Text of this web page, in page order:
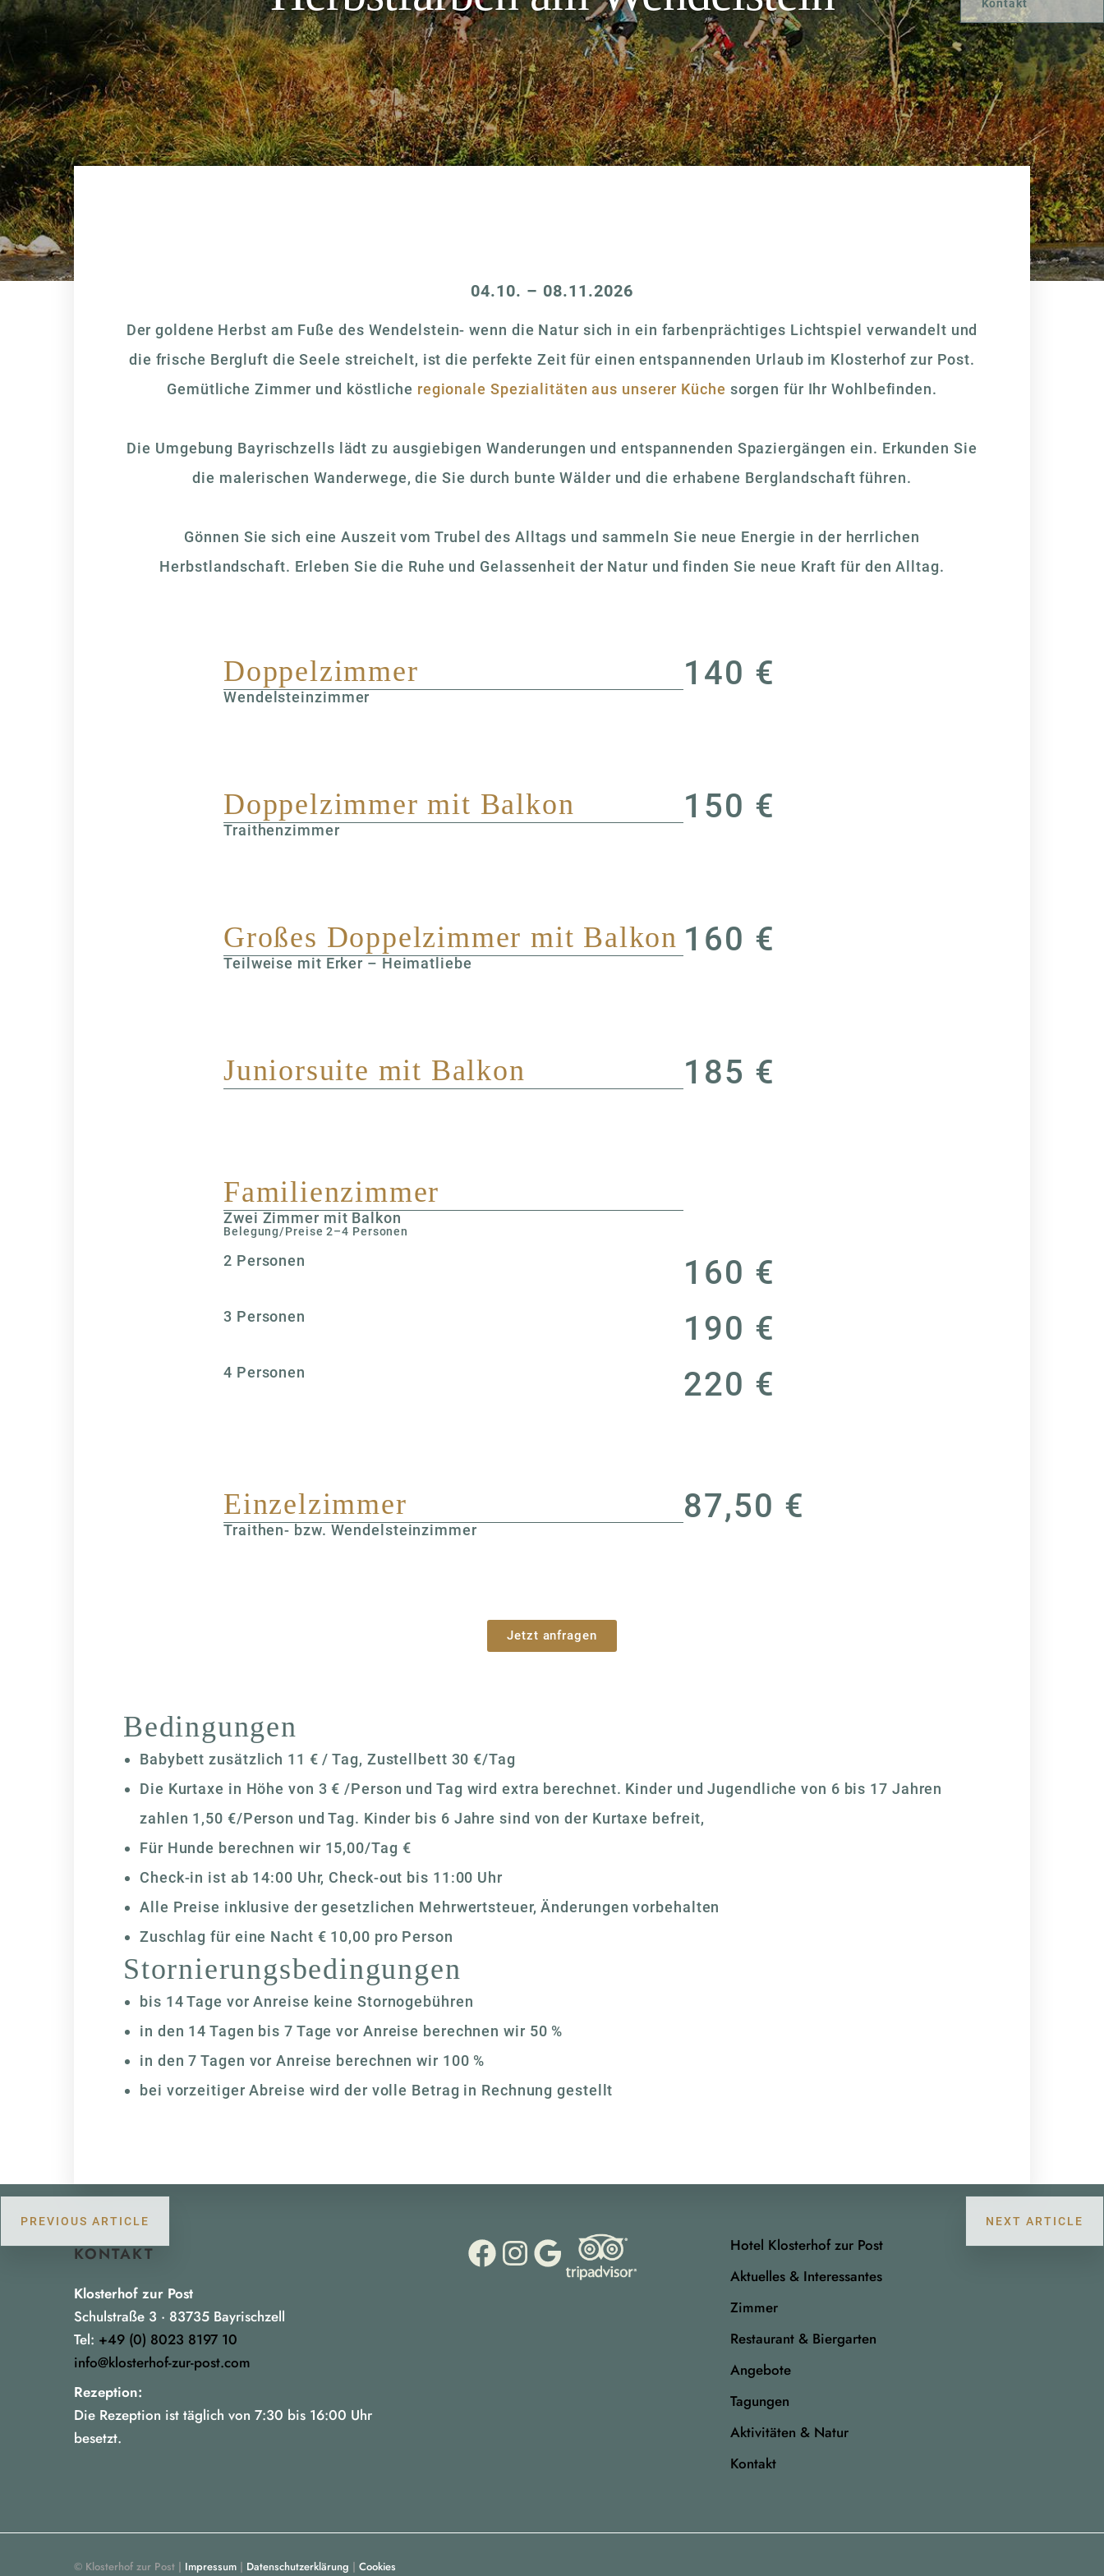
04.10. – 08.11.2026
Der goldene Herbst am Fuße des Wendelstein- wenn die Natur sich in ein farbenprächtiges Lichtspiel verwandelt und
die frische Bergluft die Seele streichelt, ist die perfekte Zeit für einen entspannenden Urlaub im Klosterhof zur Post.
Gemütliche Zimmer und köstliche regionale Spezialitäten aus unserer Küche sorgen für Ihr Wohlbefinden.
Die Umgebung Bayrischzells lädt zu ausgiebigen Wanderungen und entspannenden Spaziergängen ein. Erkunden Sie
die malerischen Wanderwege, die Sie durch bunte Wälder und die erhabene Berglandschaft führen.
Gönnen Sie sich eine Auszeit vom Trubel des Alltags und sammeln Sie neue Energie in der herrlichen
Herbstlandschaft. Erleben Sie die Ruhe und Gelassenheit der Natur und finden Sie neue Kraft für den Alltag.
Doppelzimmer
Wendelsteinzimmer
140 €
Doppelzimmer mit Balkon
Traithenzimmer
150 €
Großes Doppelzimmer mit Balkon
Teilweise mit Erker – Heimatliebe
160 €
Juniorsuite mit Balkon 185 €
Familienzimmer
Zwei Zimmer mit Balkon
Belegung/Preise 2–4 Personen
2 Personen 160 €
3 Personen 190 €
4 Personen 220 €
Einzelzimmer
Traithen- bzw. Wendelsteinzimmer
87,50 €
Jetzt anfragen
Bedingungen
Babybett zusätzlich 11 € / Tag, Zustellbett 30 €/Tag
Die Kurtaxe in Höhe von 3 € /Person und Tag wird extra berechnet. Kinder und Jugendliche von 6 bis 17 Jahren
zahlen 1,50 €/Person und Tag. Kinder bis 6 Jahre sind von der Kurtaxe befreit,
Für Hunde berechnen wir 15,00/Tag €
Check-in ist ab 14:00 Uhr, Check-out bis 11:00 Uhr
Alle Preise inklusive der gesetzlichen Mehrwertsteuer, Änderungen vorbehalten
Zuschlag für eine Nacht € 10,00 pro Person
Stornierungsbedingungen
bis 14 Tage vor Anreise keine Stornogebühren
in den 14 Tagen bis 7 Tage vor Anreise berechnen wir 50 %
in den 7 Tagen vor Anreise berechnen wir 100 %
bei vorzeitiger Abreise wird der volle Betrag in Rechnung gestellt
PREVIOUS ARTICLE NEXT ARTICLE
KONTAKT
Klosterhof zur Post
Schulstraße 3 · 83735 Bayrischzell
Tel: +49 (0) 8023 8197 10
info@klosterhof-zur-post.com
Rezeption:
Die Rezeption ist täglich von 7:30 bis 16:00 Uhr
besetzt.
Hotel Klosterhof zur Post
Aktuelles & Interessantes
Zimmer
Restaurant & Biergarten
Angebote
Tagungen
Aktivitäten & Natur
Kontakt
© Klosterhof zur Post | Impressum | Datenschutzerklärung | Cookies
Kontakt